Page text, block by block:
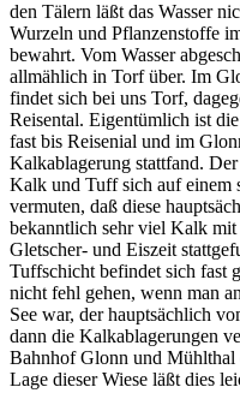
den Tälern läßt das Wasser
Wurzeln und Pflanzenstoffe
bewahrt. Vom Wasser
allmählich in Torf über. Im
findet sich bei uns Torf,
Reisental. Eigentümlich ist
fast bis Reisenial und im
Kalkablagerung stattfand.
Kalk und Tuff sich auf einem
vermuten, daß diese
bekanntlich sehr viel Kalk
Gletscher- und Eiszeit
Tuffschicht befindet sich fast
nicht fehl gehen, wenn man
See war, der hauptsächlich
dann die Kalkablagerungen
Bahnhof Glonn und Mühlthal
Lage dieser Wiese läßt dies